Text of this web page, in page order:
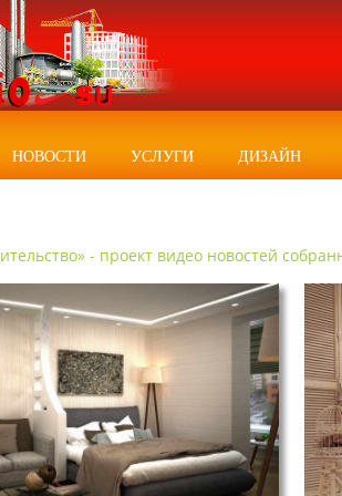
НОВОСТИ УСЛУГИ ДИЗАЙН
- проект видео новостей